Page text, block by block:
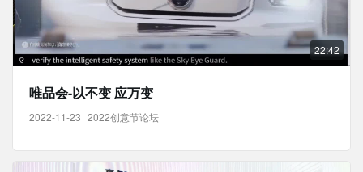
22:42
唯品会-以不变 应万变
2022-11-23 2022创意节论坛